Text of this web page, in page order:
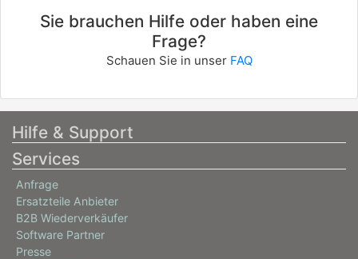
Sie brauchen Hilfe oder haben eine
Frage?
Schauen Sie in unser FAQ
Hilfe & Support
Services
Anfrage
Ersatzteile Anbieter
B2B Wiederverkäufer
Software Partner
Presse